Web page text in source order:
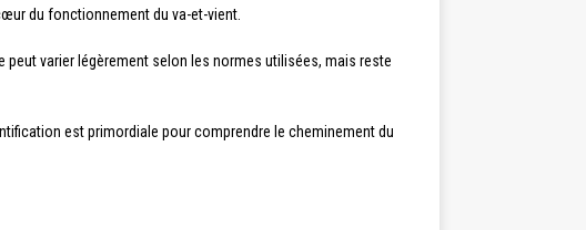
du fonctionnement du va-et-vient.
varier légèrement selon les normes utilisées, mais reste
est primordiale pour comprendre le cheminement du